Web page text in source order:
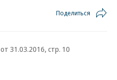
Поделиться
от 31.03.2016, стр. 10